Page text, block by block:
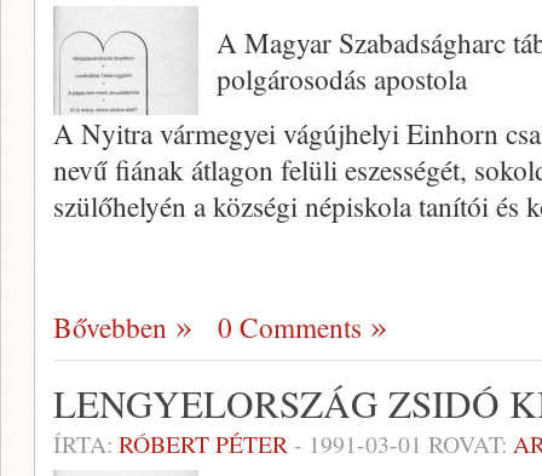
A Magyar Szabadságharc
polgárosodás apostola
A Nyitra vármegyei vágújhelyi Einhorn
nevű fiának átlagon felüli eszessé­gét,
szülőhelyén a községi népiskola tanítói és
Bővebben 0 Comments
LENGYELORSZÁG ZSIDÓ
ÍRTA: RÓBERT PÉTER- 1991-03-01 ROVAT: